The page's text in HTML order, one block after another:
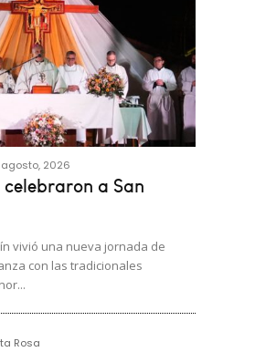
agosto, 2026
a San
vivió una nueva jornada de
con las tradicionales
Rosa